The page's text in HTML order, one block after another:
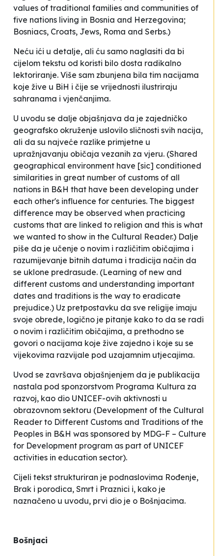
values of traditional families and communities of
five nations living in Bosnia and Herzegovina;
Bosniacs, Croats, Jews, Roma and Serbs.)
Neću ići u detalje, ali ću samo naglasiti da bi
cijelom tekstu od koristi bilo dosta radikalno
lektoriranje. Više sam zbunjena bila tim nacijama
koje žive u BiH i čije se vrijednosti ilustriraju
sahranama i vjenčanjima.
U uvodu se dalje objašnjava da je zajedničko
geografsko okruženje uslovilo sličnosti svih nacija,
ali da su najveće razlike primjetne u
upražnjavanju običaja vezanih za vjeru. (Shared
geographical environment have [sic] conditioned
similarities in great number of customs of all
nations in B&H that have been developing under
each other's influence for centuries. The biggest
difference may be observed when practicing
customs that are linked to religion and this is what
we wanted to show in the Cultural Reader.) Dalje
piše da je učenje o novim i različitim običajima i
razumijevanje bitnih datuma i tradicija način da
se uklone predrasude. (Learning of new and
different customs and understanding important
dates and traditions is the way to eradicate
prejudice.) Uz pretpostavku da sve religije imaju
svoje obrede, logično je pitanje kako to da se radi
o novim i različitim običajima, a prethodno se
govori o nacijama koje žive zajedno i koje su se
vijekovima razvijale pod uzajamnim utjecajima.
Uvod se završava objašnjenjem da je publikacija
nastala pod sponzorstvom Programa Kultura za
razvoj, kao dio UNICEF-ovih aktivnosti u
obrazovnom sektoru (Development of the Cultural
Reader to Different Customs and Traditions of the
Peoples in B&H was sponsored by MDG-F – Culture
for Development program as part of UNICEF
activities in education sector).
Cijeli tekst strukturiran je podnaslovima Rođenje,
Brak i porodica, Smrt i Praznici i, kako je
naznačeno u uvodu, prvi dio je o Bošnjacima.
Bošnjaci